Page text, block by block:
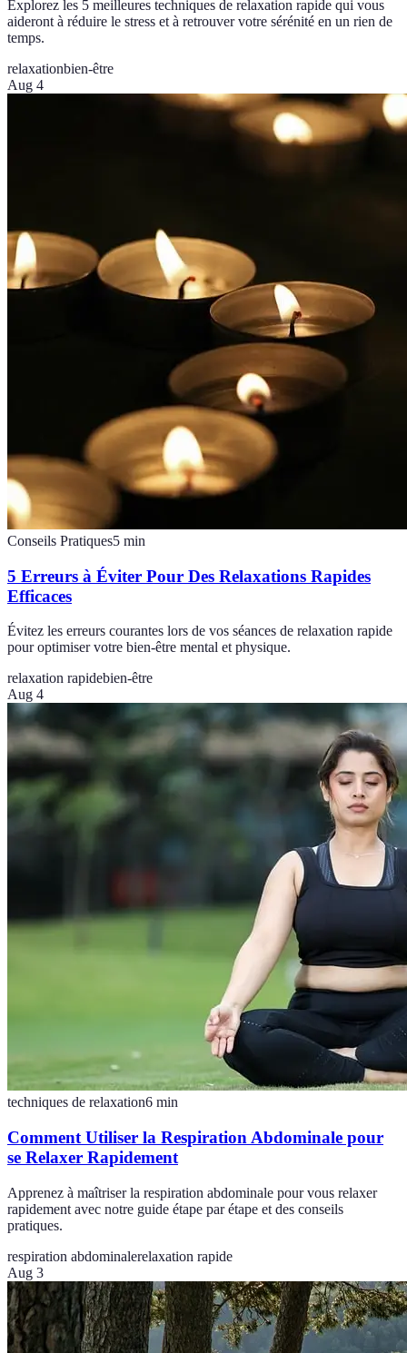
Explorez les 5 meilleures techniques de relaxation rapide qui vous
aideront à réduire le stress et à retrouver votre sérénité en un rien de
temps.
relaxationbien-être
Aug 4
Conseils Pratiques5 min
5 Erreurs à Éviter Pour Des Relaxations Rapides
Efficaces
Évitez les erreurs courantes lors de vos séances de relaxation rapide
pour optimiser votre bien-être mental et physique.
relaxation rapidebien-être
Aug 4
techniques de relaxation6 min
Comment Utiliser la Respiration Abdominale pour
se Relaxer Rapidement
Apprenez à maîtriser la respiration abdominale pour vous relaxer
rapidement avec notre guide étape par étape et des conseils
pratiques.
respiration abdominalerelaxation rapide
Aug 3